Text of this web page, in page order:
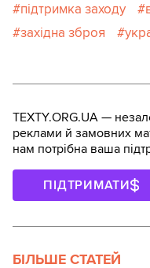
підтримка заходу
західна зброя
TEXTY.ORG.UA —
реклами й замовних
нам потрібна ваша
ПІДТРИМАТИ
БІЛЬШЕ СТАТЕЙ